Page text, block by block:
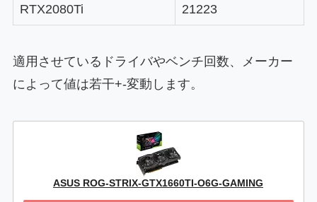
RTX2080Ti 21223
適用させているドライバやベンチ回数、メーカー
によって値は若干+-変動します。
ASUS ROG-STRIX-GTX1660TI-O6G-GAMING